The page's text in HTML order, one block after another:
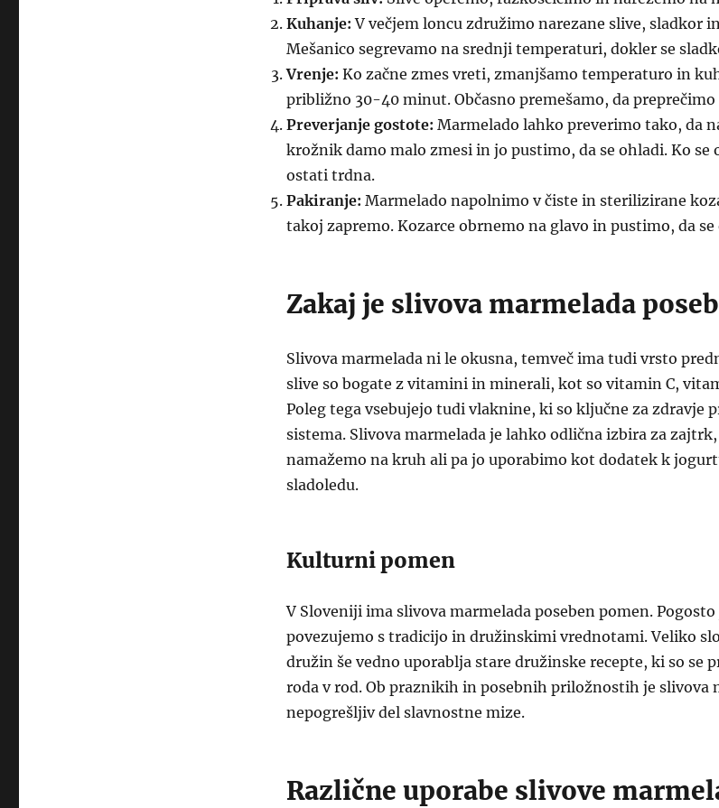
Kuhanje: V večjem loncu združimo narezane slive, sladkor
Mešanico segrevamo na srednji temperaturi, dokler se
Vrenje: Ko začne zmes vreti, zmanjšamo temperaturo in
približno 30-40 minut. Občasno premešamo, da
Preverjanje gostote: Marmelado lahko preverimo tako, da
krožnik damo malo zmesi in jo pustimo, da se ohladi. Ko se
ostati trdna.
Pakiranje: Marmelado napolnimo v čiste in sterilizirane
takoj zapremo. Kozarce obrnemo na glavo in pustimo, da
Zakaj je slivova marmelada
Slivova marmelada ni le okusna, temveč ima tudi vrsto
slive so bogate z vitamini in minerali, kot so vitamin C,
Poleg tega vsebujejo tudi vlaknine, ki so ključne za zdravje
sistema. Slivova marmelada je lahko odlična izbira za
namažemo na kruh ali pa jo uporabimo kot dodatek k
sladoledu.
Kulturni pomen
V Sloveniji ima slivova marmelada poseben pomen. Pogosto
povezujemo s tradicijo in družinskimi vrednotami. Veliko
družin še vedno uporablja stare družinske recepte, ki so se
roda v rod. Ob praznikih in posebnih priložnostih je slivova
nepogrešljiv del slavnostne mize.
Različne uporabe slivove